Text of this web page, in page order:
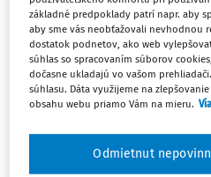
Možnosť
v občianskom práve
Odstúpenie od zmluvy je
právneho vzťahu, ktorý je
zmluvnej strany, a neviaže sa
podstata právnej úpravy
základné predpoklady patrí napr. aby
aby sme vás neobťažovali nevhodnou
dostatok podnetov, ako web
súhlas so spracovaním súborov
dočasne ukladajú vo vašom
súhlasu. Dáta využijeme na
obsahu webu priamo Vám na mieru.
Odmietnut